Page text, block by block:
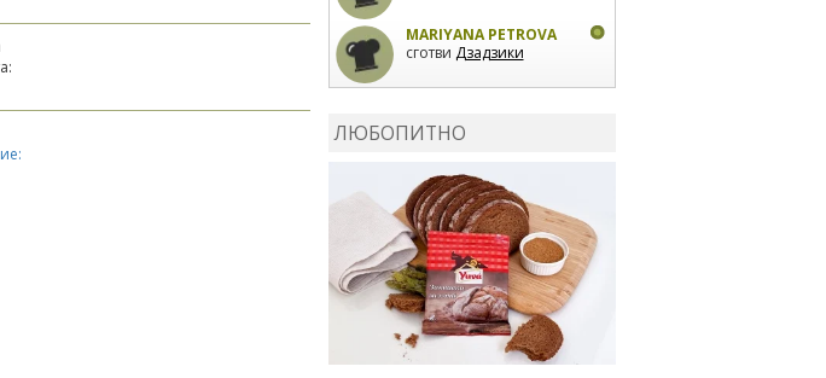
MARIYANA PETROVA
сготви Дзадзики
фурна
рецептатаСвински
ребра с печени
картофи
ЛЮБОПИТНО